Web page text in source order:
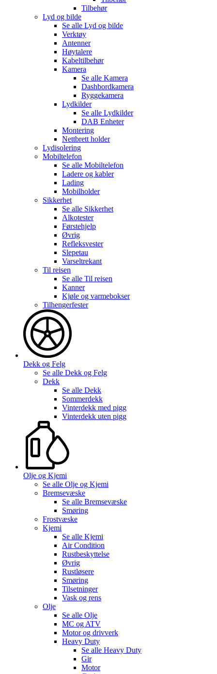
Tilbehør
Lyd og bilde
Se alle Lyd og bilde
Verktøy
Antenner
Høytalere
Kabeltilbehør
Kamera
Se alle Kamera
Dashbordkamera
Ryggekamera
Lydkilder
Se alle Lydkilder
DAB Enheter
Montering
Nettbrett holder
Lydisolering
Mobiltelefon
Se alle Mobiltelefon
Ladere og kabler
Lading
Mobilholder
Sikkerhet
Se alle Sikkerhet
Alkotester
Førstehjelp
Øvrig
Refleksvester
Slepetau
Varseltrekant
Til reisen
Se alle Til reisen
Kanner
Kjøle og varmebokser
Tilhengerfester
Dekk og Felg
Se alle Dekk og Felg
Dekk
Se alle Dekk
Sommerdekk
Vinterdekk med pigg
Vinterdekk uten pigg
Olje og Kjemi
Se alle Olje og Kjemi
Bremsevæske
Se alle Bremsevæske
Smøring
Frostvæske
Kjemi
Se alle Kjemi
Air Condition
Rustbeskyttelse
Øvrig
Rustløsere
Smøring
Tilsetninger
Vask og rens
Olje
Se alle Olje
MC og ATV
Motor og drivverk
Heavy Duty
Se alle Heavy Duty
Gir
Motor